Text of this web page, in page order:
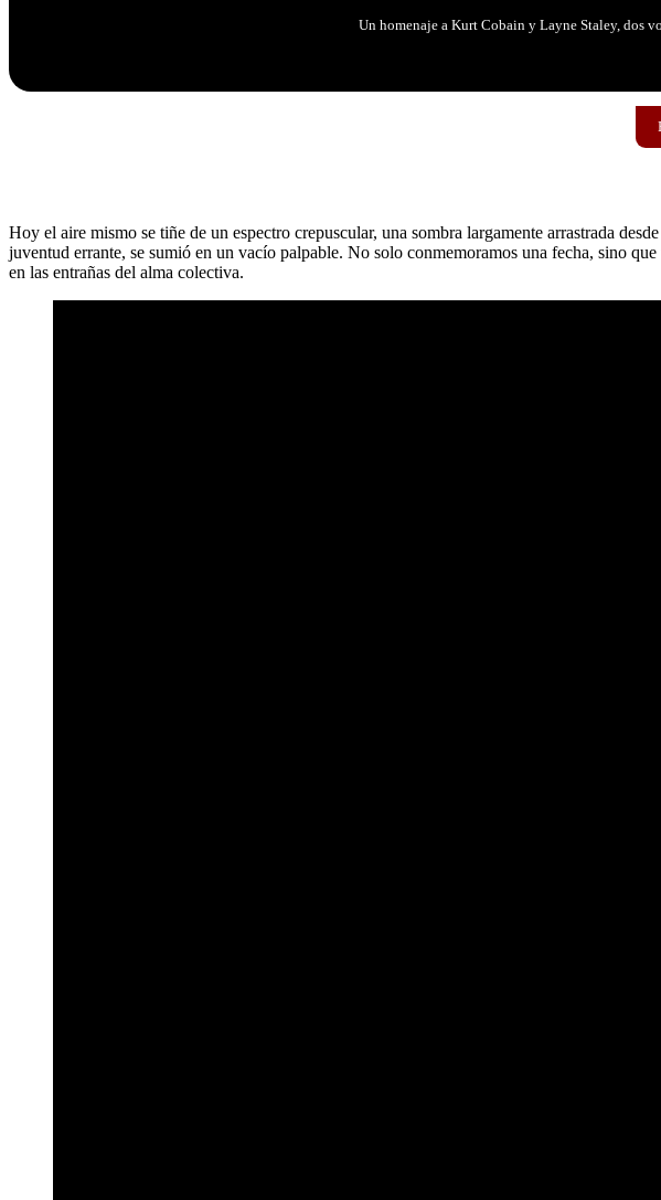
Un homenaje a Kurt Cobain y Layne Staley, dos
Hoy el aire mismo se tiñe de un espectro crepuscular, una sombra largamente arrastrada
juventud errante, se sumió en un vacío palpable. No solo conmemoramos una fecha, sino
en las entrañas del alma colectiva.